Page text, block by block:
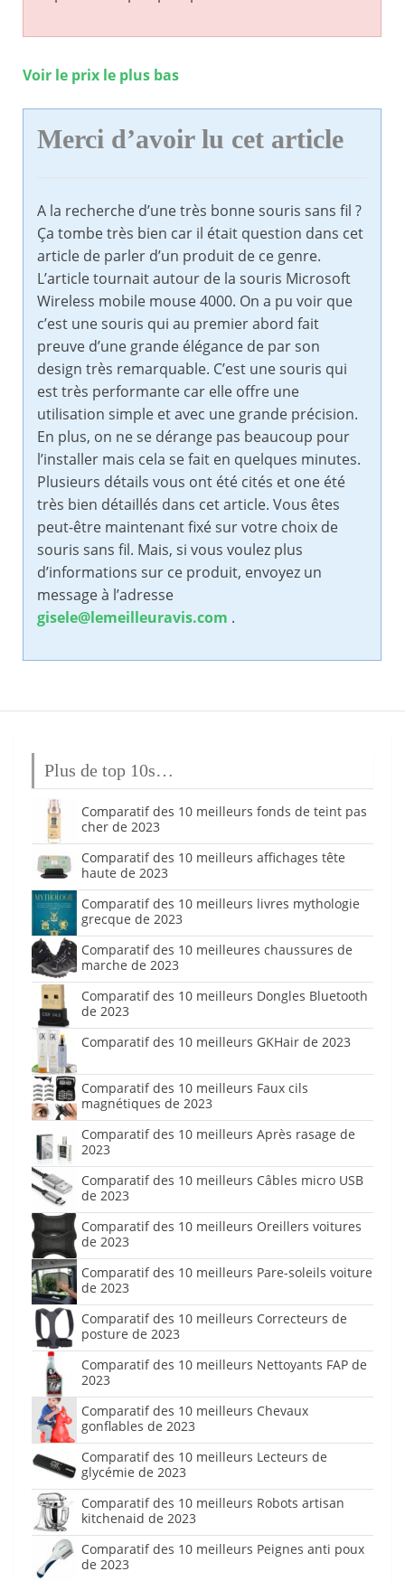
Voir le prix le plus bas
Merci d’avoir lu cet article
A la recherche d’une très bonne souris sans fil ?
Ça tombe très bien car il était question dans cet
article de parler d’un produit de ce genre.
L’article tournait autour de la souris Microsoft
Wireless mobile mouse 4000. On a pu voir que
c’est une souris qui au premier abord fait
preuve d’une grande élégance de par son
design très remarquable. C’est une souris qui
est très performante car elle offre une
utilisation simple et avec une grande précision.
En plus, on ne se dérange pas beaucoup pour
l’installer mais cela se fait en quelques minutes.
Plusieurs détails vous ont été cités et one été
très bien détaillés dans cet article. Vous êtes
peut-être maintenant fixé sur votre choix de
souris sans fil. Mais, si vous voulez plus
d’informations sur ce produit, envoyez un
message à l’adresse
gisele@lemeilleuravis.com .
Plus de top 10s…
Comparatif des 10 meilleurs fonds de teint pas
cher de 2023
Comparatif des 10 meilleurs affichages tête
haute de 2023
Comparatif des 10 meilleurs livres mythologie
grecque de 2023
Comparatif des 10 meilleures chaussures de
marche de 2023
Comparatif des 10 meilleurs Dongles Bluetooth
de 2023
Comparatif des 10 meilleurs GKHair de 2023
Comparatif des 10 meilleurs Faux cils
magnétiques de 2023
Comparatif des 10 meilleurs Après rasage de
2023
Comparatif des 10 meilleurs Câbles micro USB
de 2023
Comparatif des 10 meilleurs Oreillers voitures
de 2023
Comparatif des 10 meilleurs Pare-soleils voiture
de 2023
Comparatif des 10 meilleurs Correcteurs de
posture de 2023
Comparatif des 10 meilleurs Nettoyants FAP de
2023
Comparatif des 10 meilleurs Chevaux
gonflables de 2023
Comparatif des 10 meilleurs Lecteurs de
glycémie de 2023
Comparatif des 10 meilleurs Robots artisan
kitchenaid de 2023
Comparatif des 10 meilleurs Peignes anti poux
de 2023